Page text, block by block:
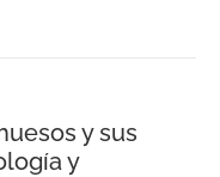
y sus
y